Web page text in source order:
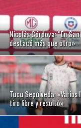
Nicolás Córdova: “En
destacó más que otro»
Tucu Sepúlveda:
tiro libre y resultó»